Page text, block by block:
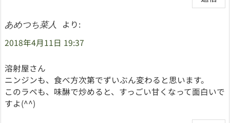
あめつち菜人
より:
2018年4月11日 19:37
溶射屋さん
ニンジンも、食べ方次第でずいぶん変わると思います。
このラペも、味醂で炒めると、すっごい甘くなって面白いで
すよ(^^)